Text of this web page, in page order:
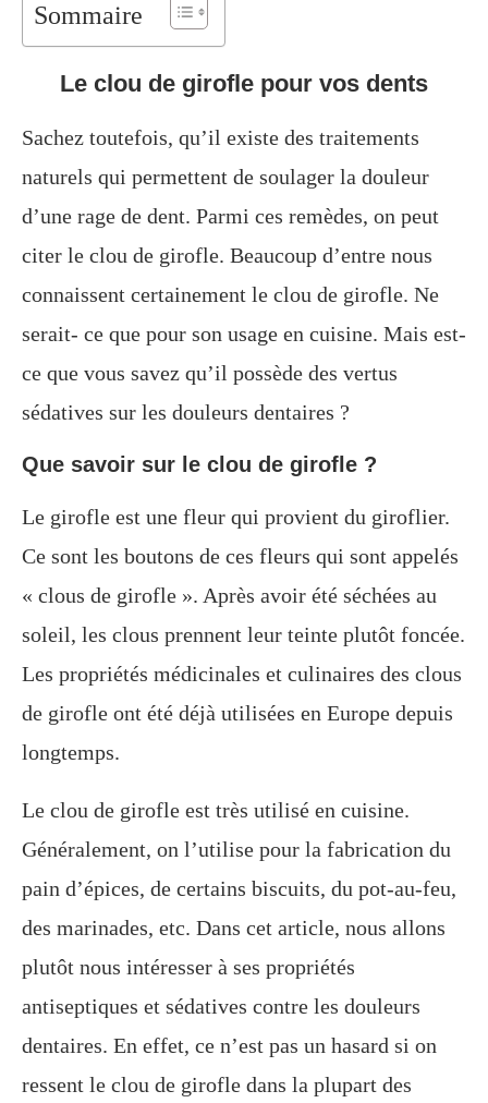
Sommaire
Le clou de girofle pour vos dents
Sachez toutefois, qu’il existe des traitements
naturels qui permettent de soulager la douleur
d’une rage de dent. Parmi ces remèdes, on peut
citer le clou de girofle. Beaucoup d’entre nous
connaissent certainement le clou de girofle. Ne
serait- ce que pour son usage en cuisine. Mais est-
ce que vous savez qu’il possède des vertus
sédatives sur les douleurs dentaires ?
Que savoir sur le clou de girofle ?
Le girofle est une fleur qui provient du giroflier.
Ce sont les boutons de ces fleurs qui sont appelés
« clous de girofle ». Après avoir été séchées au
soleil, les clous prennent leur teinte plutôt foncée.
Les propriétés médicinales et culinaires des clous
de girofle ont été déjà utilisées en Europe depuis
longtemps.
Le clou de girofle est très utilisé en cuisine.
Généralement, on l’utilise pour la fabrication du
pain d’épices, de certains biscuits, du pot-au-feu,
des marinades, etc. Dans cet article, nous allons
plutôt nous intéresser à ses propriétés
antiseptiques et sédatives contre les douleurs
dentaires. En effet, ce n’est pas un hasard si on
ressent le clou de girofle dans la plupart des